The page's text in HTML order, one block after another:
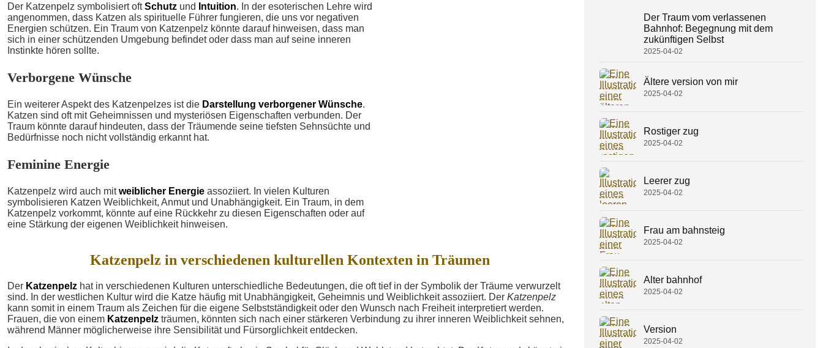
Der Katzenpelz symbolisiert oftSchutz und Intuition. In der esoterischen Lehre wird
angenommen, dass Katzen als spirituelle Führer fungieren, die uns vor negativen
Energien schützen. Ein Traum von Katzenpelz könnte darauf hinweisen, dass man
sich in einer schützenden Umgebung befindet oder dass man auf seine inneren
Instinkte hören sollte.
Verborgene Wünsche
Ein weiterer Aspekt des Katzenpelzes ist die Darstellung verborgener Wünsche.
Katzen sind oft mit Geheimnissen und mysteriösen Eigenschaften verbunden. Der
Traum könnte darauf hindeuten, dass der Träumende seine tiefsten Sehnsüchte und
Bedürfnisse noch nicht vollständig erkannt hat.
Feminine Energie
Katzenpelz wird auch mitweiblicher Energie assoziiert. In vielen Kulturen
symbolisieren Katzen Weiblichkeit, Anmut und Unabhängigkeit. Ein Traum, in dem
Katzenpelz vorkommt, könnte auf eine Rückkehr zu diesen Eigenschaften oder auf
eine Stärkung der eigenen Weiblichkeit hinweisen.
Katzenpelz in verschiedenen kulturellen Kontexten in Träumen
Der Katzenpelz hat in verschiedenen Kulturen unterschiedliche Bedeutungen, die oft tief in der Symbolik der Träume verwurzelt
sind. In der westlichen Kultur wird die Katze häufig mit Unabhängigkeit, Geheimnis und Weiblichkeit assoziiert. Der Katzenpelz
kann somit in einem Traum als Zeichen für die eigene Selbstständigkeit oder den Wunsch nach Freiheit interpretiert werden.
Frauen, die von einem Katzenpelz träumen, könnten sich nach einer stärkeren Verbindung zu ihrer inneren Weiblichkeit sehnen,
während Männer möglicherweise ihre Sensibilität und Fürsorglichkeit entdecken.
Der Traum vom verlassenen
Bahnhof: Begegnung mit dem
zukünftigen Selbst
2025-04-02
Ältere version von mir
2025-04-02
Rostiger zug
2025-04-02
Leerer zug
2025-04-02
Frau am bahnsteig
2025-04-02
Alter bahnhof
2025-04-02
Version
2025-04-02